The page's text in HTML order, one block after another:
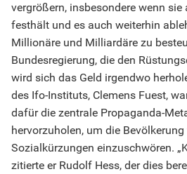
vergrößern, insbesondere wenn
festhält und es auch weiterhin
Millionäre und Milliardäre zu
Bundesregierung, die den
wird sich das Geld irgendwo
des Ifo-Instituts, Clemens Fuest,
dafür die zentrale Propaganda-
hervorzuholen, um die
Sozialkürzungen einzuschwören.
zitierte er Rudolf Hess, der dies